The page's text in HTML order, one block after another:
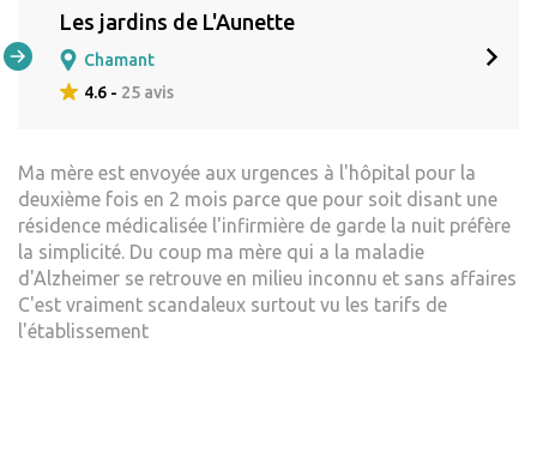
Les jardins de L'Aunette
Chamant
4.6 - 25 avis
Ma mère est envoyée aux urgences à l'hôpital pour la
deuxième fois en 2 mois parce que pour soit disant une
résidence médicalisée l'infirmière de garde la nuit préfère
la simplicité. Du coup ma mère qui a la maladie
d'Alzheimer se retrouve en milieu inconnu et sans affaires
C'est vraiment scandaleux surtout vu les tarifs de
l'établissement